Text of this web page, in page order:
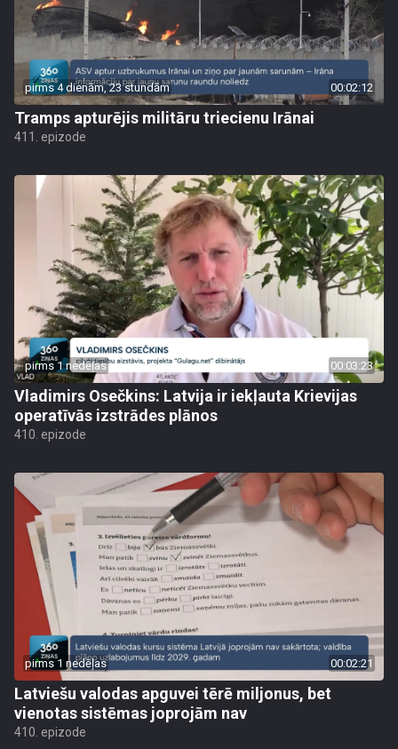
pirms 4 dienām, 23 stundām 00:02:12
Tramps apturējis militāru triecienu Irānai
411. epizode
pirms 1 nedēļas 00:03:23
Vladimirs Osečkins: Latvija ir iekļauta Krievijas
operatīvās izstrādes plānos
410. epizode
pirms 1 nedēļas 00:02:21
Latviešu valodas apguvei tērē miljonus, bet
vienotas sistēmas joprojām nav
410. epizode